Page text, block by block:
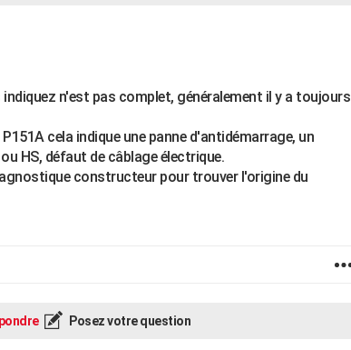
n'est pas complet, généralement il y a toujours
cela indique une panne d'antidémarrage, un
HS, défaut de câblage électrique.
constructeur pour trouver l'origine du
Posez votre question